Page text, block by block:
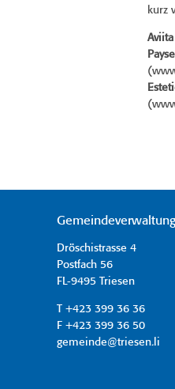
kurz
Aviita
Dröschistrasse 4
Postfach 56
FL-9495 Triesen
T +423 399 36 36
F +423 399 36 50
gemeinde@triesen.li